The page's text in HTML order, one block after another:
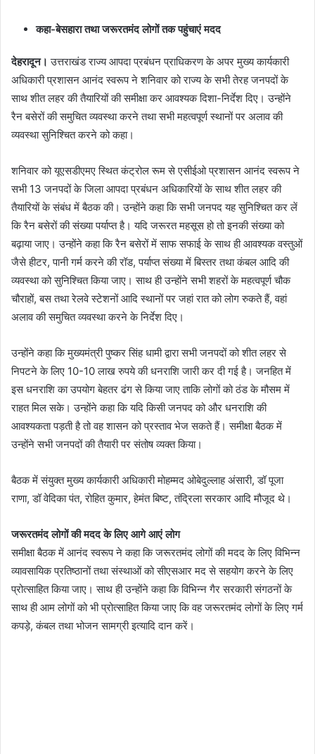
कहा-बेसहारा तथा जरूरतमंद लोगों तक पहुंचाएं मदद
देहरादून। उत्तराखंड राज्य आपदा प्रबंधन प्राधिकरण के अपर मुख्य कार्यकारी
अधिकारी प्रशासन आनंद स्वरूप ने शनिवार को राज्य के सभी तेरह जनपदों के
साथ शीत लहर की तैयारियों की समीक्षा कर आवश्यक दिशा-निर्देश दिए। उन्होंने
रैन बसेरों की समुचित व्यवस्था करने तथा सभी महत्वपूर्ण स्थानों पर अलाव की
व्यवस्था सुनिश्चित करने को कहा।
शनिवार को यूएसडीएमए स्थित कंट्रोल रूम से एसीईओ प्रशासन आनंद स्वरूप ने
सभी 13 जनपदों के जिला आपदा प्रबंधन अधिकारियों के साथ शीत लहर की
तैयारियों के संबंध में बैठक की। उन्होंने कहा कि सभी जनपद यह सुनिश्चित कर लें
कि रैन बसेरों की संख्या पर्याप्त है। यदि जरूरत महसूस हो तो इनकी संख्या को
बढ़ाया जाए। उन्होंने कहा कि रैन बसेरों में साफ सफाई के साथ ही आवश्यक वस्तुओं
जैसे हीटर, पानी गर्म करने की रॉड, पर्याप्त संख्या में बिस्तर तथा कंबल आदि की
व्यवस्था को सुनिश्चित किया जाए। साथ ही उन्होंने सभी शहरों के महत्वपूर्ण चौक
चौराहों, बस तथा रेलवे स्टेशनों आदि स्थानों पर जहां रात को लोग रुकते हैं, वहां
अलाव की समुचित व्यवस्था करने के निर्देश दिए।
उन्होंने कहा कि मुख्यमंत्री पुष्कर सिंह धामी द्वारा सभी जनपदों को शीत लहर से
निपटने के लिए 10-10 लाख रुपये की धनराशि जारी कर दी गई है। जनहित में
इस धनराशि का उपयोग बेहतर ढंग से किया जाए ताकि लोगों को ठंड के मौसम में
राहत मिल सके। उन्होंने कहा कि यदि किसी जनपद को और धनराशि की
आवश्यकता पड़ती है तो वह शासन को प्रस्ताव भेज सकते हैं। समीक्षा बैठक में
उन्होंने सभी जनपदों की तैयारी पर संतोष व्यक्त किया।
बैठक में संयुक्त मुख्य कार्यकारी अधिकारी मोहम्मद ओबेदुल्लाह अंसारी, डॉ पूजा
राणा, डॉ वेदिका पंत, रोहित कुमार, हेमंत बिष्ट, तंद्रिला सरकार आदि मौजूद थे।
जरूरतमंद लोगों की मदद के लिए आगे आएं लोग
समीक्षा बैठक में आनंद स्वरूप ने कहा कि जरूरतमंद लोगों की मदद के लिए विभिन्न
व्यावसायिक प्रतिष्ठानों तथा संस्थाओं को सीएसआर मद से सहयोग करने के लिए
प्रोत्साहित किया जाए। साथ ही उन्होंने कहा कि विभिन्न गैर सरकारी संगठनों के
साथ ही आम लोगों को भी प्रोत्साहित किया जाए कि वह जरूरतमंद लोगों के लिए गर्म
कपड़े, कंबल तथा भोजन सामग्री इत्यादि दान करें।